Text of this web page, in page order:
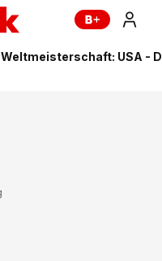
Weltmeisterschaft: USA -